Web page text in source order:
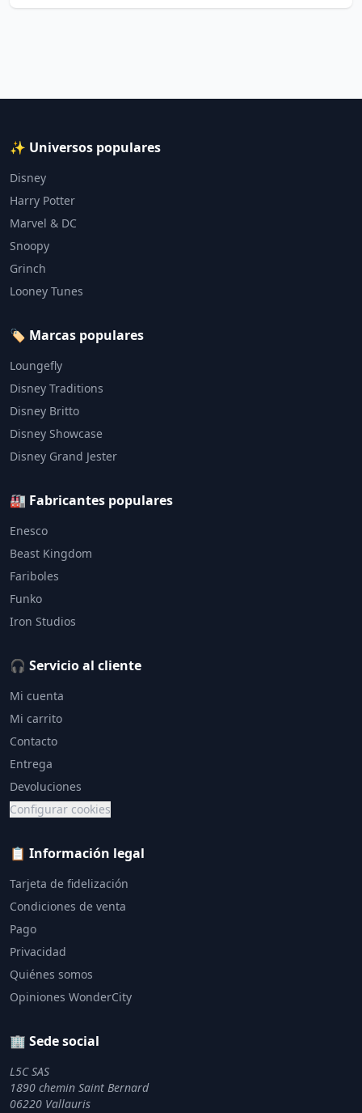
✨ Universos populares
Disney
Harry Potter
Marvel & DC
Snoopy
Grinch
Looney Tunes
🏷️ Marcas populares
Loungefly
Disney Traditions
Disney Britto
Disney Showcase
Disney Grand Jester
🏭 Fabricantes populares
Enesco
Beast Kingdom
Fariboles
Funko
Iron Studios
🎧 Servicio al cliente
Mi cuenta
Mi carrito
Contacto
Entrega
Devoluciones
Configurar cookies
📋 Información legal
Tarjeta de fidelización
Condiciones de venta
Pago
Privacidad
Quiénes somos
Opiniones WonderCity
🏢 Sede social
L5C SAS
1890 chemin Saint Bernard
06220 Vallauris